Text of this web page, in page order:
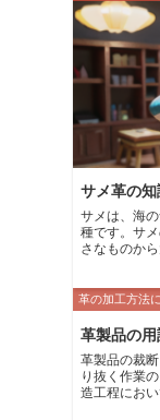
ざまな生態
物の体内な
ます。また
しても知ら
ると考えら
サメ革の知
サメは、海
種です。サ
さなものか
サメの鼻は
います。 こ
メの口は、
を噛み切り
に生え変わっています。 サ
えるように
言われてい
中の小さな
覚も、非常
革の加工方法
革製品の用
革製品の裁
り抜く作業
造工程にお